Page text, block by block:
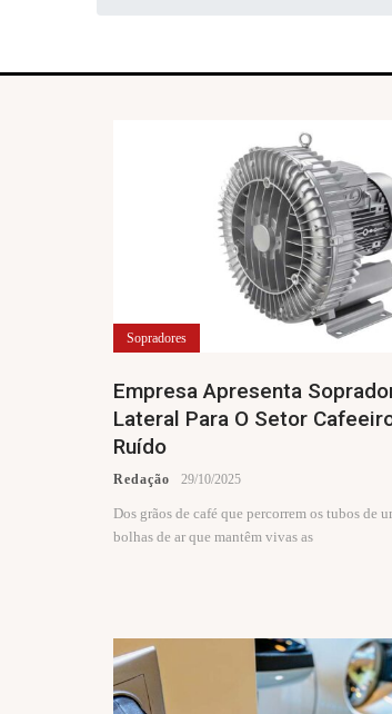
Sopradores
Empresa Apresenta
Lateral Para O Setor
Ruído
Redação 29/10/2025
Dos grãos de café que percorrem os tubos de
bolhas de ar que mantêm vivas as